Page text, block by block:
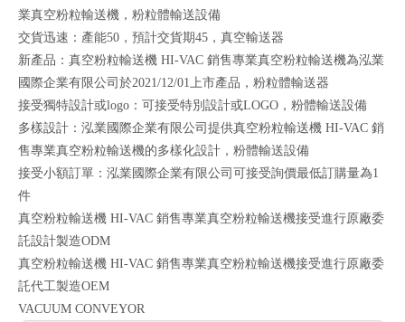
業真空粉粒輸送機，粉粒體輸送設備
交貨迅速：產能50，預計交貨期45，真空輸送器
新產品：真空粉粒輸送機 HI-VAC 銷售專業真空粉粒輸送機為泓業
國際企業有限公司於2021/12/01上市產品，粉粒體輸送器
接受獨特設計或logo：可接受特別設計或LOGO，粉體輸送設備
多樣設計：泓業國際企業有限公司提供真空粉粒輸送機 HI-VAC 銷
售專業真空粉粒輸送機的多樣化設計，粉體輸送設備
接受小額訂單：泓業國際企業有限公司可接受詢價最低訂購量為1
件
真空粉粒輸送機 HI-VAC 銷售專業真空粉粒輸送機接受進行原廠委
託設計製造ODM
真空粉粒輸送機 HI-VAC 銷售專業真空粉粒輸送機接受進行原廠委
託代工製造OEM
VACUUM CONVEYOR